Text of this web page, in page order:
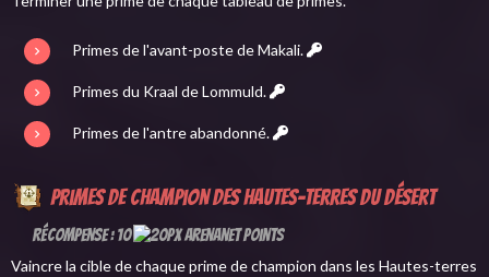
Primes de l'avant-poste de Makali.
Primes du Kraal de Lommuld.
Primes de l'antre abandonné.
Primes de champion des Hautes-terres du désert
Récompense : 10
Vaincre la cible de chaque prime de champion dans les Hautes-terres